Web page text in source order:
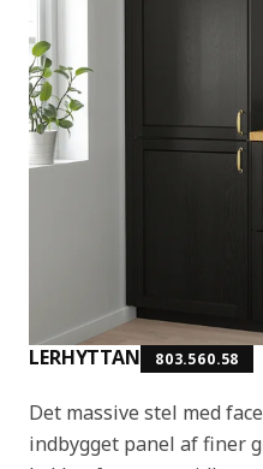
LERHYTTAN 803.560.58
Det massive stel med
indbygget panel af finer